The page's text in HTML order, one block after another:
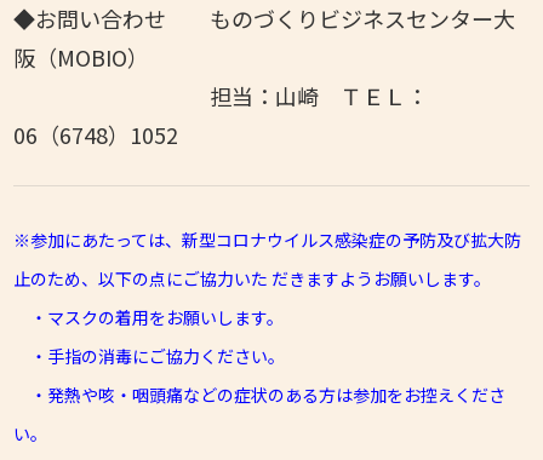
◆お問い合わせ ものづくりビジネスセンター大
阪（MOBIO）
担当：山崎 ＴＥＬ：
06（6748）1052
※参加にあたっては、新型コロナウイルス感染症の予防及び拡大防
止のため、以下の点にご協力いた だきますようお願いします。
・マスクの着用をお願いします。
・手指の消毒にご協力ください。
・発熱や咳・咽頭痛などの症状のある方は参加をお控えくださ
い。